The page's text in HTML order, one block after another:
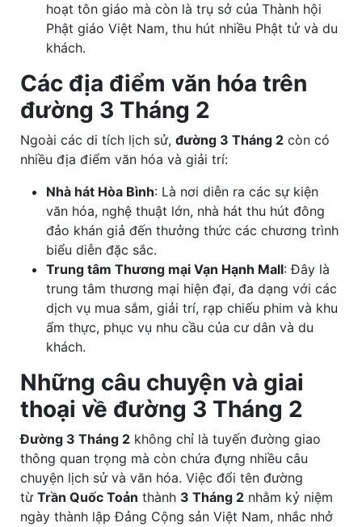
hoạt tôn giáo mà còn là trụ sở của Thành hội
Phật giáo Việt Nam, thu hút nhiều Phật tử và du
khách.
Các địa điểm văn hóa trên
đường 3 Tháng 2
Ngoài các di tích lịch sử, đường 3 Tháng 2 còn có
nhiều địa điểm văn hóa và giải trí:
Nhà hát Hòa Bình: Là nơi diễn ra các sự kiện
văn hóa, nghệ thuật lớn, nhà hát thu hút đông
đảo khán giả đến thưởng thức các chương trình
biểu diễn đặc sắc.
Trung tâm Thương mại Vạn Hạnh Mall: Đây là
trung tâm thương mại hiện đại, đa dạng với các
dịch vụ mua sắm, giải trí, rạp chiếu phim và khu
ẩm thực, phục vụ nhu cầu của cư dân và du
khách.
Những câu chuyện và giai
thoại về đường 3 Tháng 2
Đường 3 Tháng 2 không chỉ là tuyến đường giao
thông quan trọng mà còn chứa đựng nhiều câu
chuyện lịch sử và văn hóa. Việc đổi tên đường
từ Trần Quốc Toản thành 3 Tháng 2 nhằm kỷ niệm
ngày thành lập Đảng Cộng sản Việt Nam, nhắc nhở